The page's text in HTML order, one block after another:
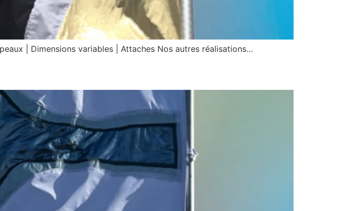
| Dimensions variables | Attaches Nos autres réalisations…